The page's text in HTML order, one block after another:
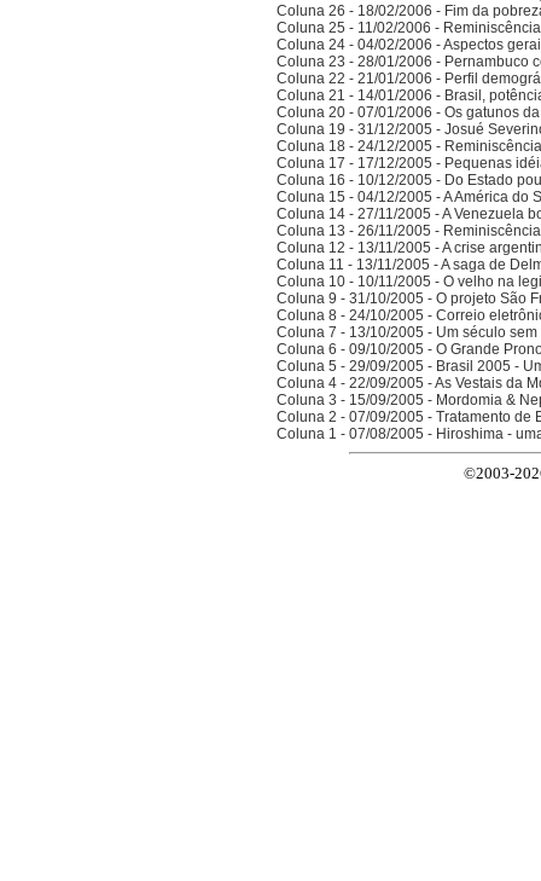
Coluna 26 - 18/02/2006 - Fim da
Coluna 25 - 11/02/2006 -
Coluna 24 - 04/02/2006 - Aspectos
Coluna 23 - 28/01/2006 - Pernambuco
Coluna 22 - 21/01/2006 - Perfil
Coluna 21 - 14/01/2006 - Brasil,
Coluna 20 - 07/01/2006 - Os gatunos
Coluna 19 - 31/12/2005 - Josué
Coluna 18 - 24/12/2005 -
Coluna 17 - 17/12/2005 - Pequenas
Coluna 16 - 10/12/2005 - Do Estado
Coluna 15 - 04/12/2005 - A América do
Coluna 14 - 27/11/2005 - A Venezuela
Coluna 13 - 26/11/2005 -
Coluna 12 - 13/11/2005 - A crise
Coluna 11 - 13/11/2005 - A saga de
Coluna 10 - 10/11/2005 - O velho na
Coluna 9 - 31/10/2005 - O projeto São
Coluna 8 - 24/10/2005 - Correio
Coluna 7 - 13/10/2005 - Um século
Coluna 6 - 09/10/2005 - O Grande
Coluna 5 - 29/09/2005 - Brasil 2005 -
Coluna 4 - 22/09/2005 - As Vestais da
Coluna 3 - 15/09/2005 - Mordomia &
Coluna 2 - 07/09/2005 - Tratamento de
Coluna 1 - 07/08/2005 - Hiroshima -
©2003-